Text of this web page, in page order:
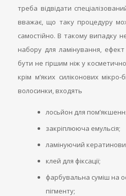
треба відвідати
вважає, що таку процедуру
самостійно. В такому випадку
набору для ламінування,
бути не гіршим ніж у
крім м’яких силіконових мікро-
волосинки, входять
лосьйон для
закріплююча емульсія;
ламінуючий
клей для фіксації;
фарбувальна суміш на
пігменту;